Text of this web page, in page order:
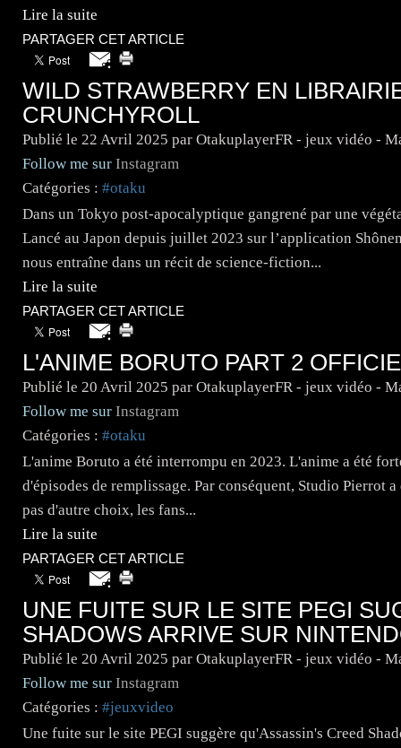
Lire la suite
PARTAGER CET ARTICLE
WILD STRAWBERRY EN
CRUNCHYROLL
Publié le 22 Avril 2025 par OtakuplayerFR - jeux vidéo -
Follow me sur Instagram
Catégories : #otaku
Dans un Tokyo post-apocalyptique gangrené par une
Lancé au Japon depuis juillet 2023 sur l’application
nous entraîne dans un récit de science-fiction...
Lire la suite
PARTAGER CET ARTICLE
L'ANIME BORUTO PART 2
Publié le 20 Avril 2025 par OtakuplayerFR - jeux vidéo -
Follow me sur Instagram
Catégories : #otaku
L'anime Boruto a été interrompu en 2023. L'anime a été
d'épisodes de remplissage. Par conséquent, Studio Pierrot
pas d'autre choix, les fans...
Lire la suite
PARTAGER CET ARTICLE
UNE FUITE SUR LE SITE PEGI
SHADOWS ARRIVE SUR
Publié le 20 Avril 2025 par OtakuplayerFR - jeux vidéo -
Follow me sur Instagram
Catégories : #jeuxvideo
Une fuite sur le site PEGI suggère qu'Assassin's Creed